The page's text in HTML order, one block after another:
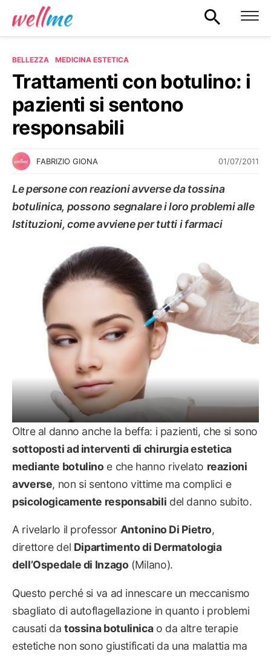
BELLEZZA MEDICINA ESTETICA
Trattamenti con botulino: i
pazienti si sentono
responsabili
FABRIZIO GIONA 01/07/2011
Le persone con reazioni avverse da tossina
botulinica, possono segnalare i loro problemi alle
Istituzioni, come avviene per tutti i farmaci
MEDICINA ESTETICA
Oltre al danno anche la beffa: i pazienti, che si sono
sottoposti ad interventi di chirurgia estetica
mediante botulino e che hanno rivelato reazioni
avverse, non si sentono vittime ma complici e
psicologicamente responsabili del danno subito.
A rivelarlo il professor Antonino Di Pietro,
direttore del Dipartimento di Dermatologia
dell’Ospedale di Inzago (Milano).
Questo perché si va ad innescare un meccanismo
sbagliato di autoflagellazione in quanto i problemi
causati da tossina botulinicao da altre terapie
estetiche non sono giustificati da una malattia ma